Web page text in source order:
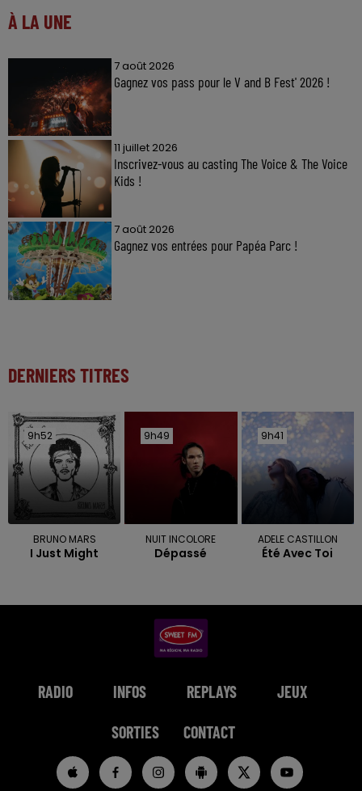
À LA UNE
7 août 2026
Gagnez vos pass pour le V and B Fest' 2026 !
11 juillet 2026
Inscrivez-vous au casting The Voice & The Voice
Kids !
7 août 2026
Gagnez vos entrées pour Papéa Parc !
DERNIERS TITRES
9h52
9h52
BRUNO MARS
I Just Might
9h49
9h49
NUIT INCOLORE
Dépassé
9h41
9h41
ADELE CASTILLON
Été Avec Toi
RADIO INFOS REPLAYS JEUX
SORTIES CONTACT